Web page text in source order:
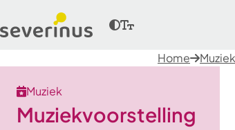
Home
Muziek
Muziekvoorstelling